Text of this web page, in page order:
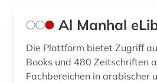
Al Manhal
Die Plattform bietet Zugriff
Books und 480 Zeitschriften
Fachbereichen in arabischer